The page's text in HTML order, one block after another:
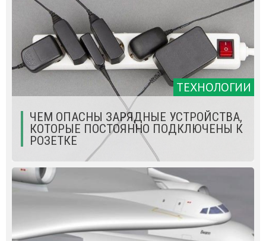
ТЕХНОЛОГИИ
ЧЕМ ОПАСНЫ ЗАРЯДНЫЕ УСТРОЙСТВА,
КОТОРЫЕ ПОСТОЯННО ПОДКЛЮЧЕНЫ К
РОЗЕТКЕ